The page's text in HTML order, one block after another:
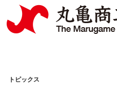
Search
CONTENT
トピックス